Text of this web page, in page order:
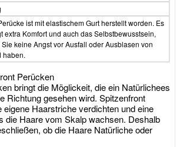
ist mit elastischem Gurt herstellt worden. Es
extra Komfort und auch das Selbstbewusstsein,
keine Angst vor Ausfall oder Ausblasen von
haben.
Perücken
bringt die Möglickeit, die ein Natürlichees
Richtung gesehen wird. Spitzenfront
eigene Haarstriche verdichten und eine
die Haare vom Skalp wachsen. Deshalb
ob die Haare Natürliche oder